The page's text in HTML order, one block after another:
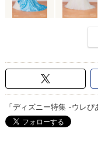
「ディズニー特集 -ウレ